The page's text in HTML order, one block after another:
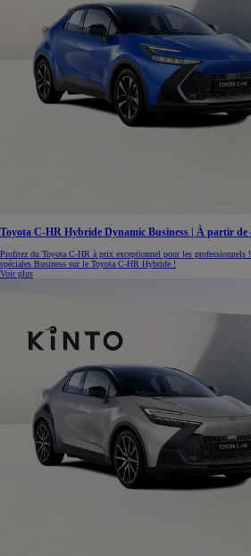
Toyota C-HR Hybride Dynamic Business | À partir de
Profitez du Toyota C-HR à prix exceptionnel pour les professionnels
spéciales Business sur le Toyota C-HR Hybride !
Voir plus